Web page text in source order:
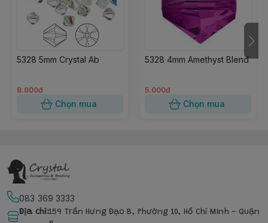
5328 5mm Crystal Ab
8.000đ
Chọn mua
5328 4mm Amethyst Blend
5.000đ
Chọn mua
083 369 3333
Địa chỉ:159 Trần Hưng Đạo B, Phường 10, Hồ Chí Minh - Quận